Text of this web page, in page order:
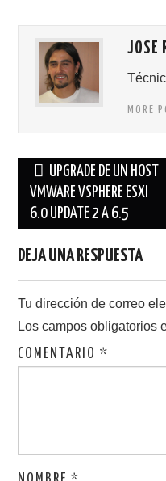
JOSE
MORE
Navegación
de
entradas
UPGRADE DE UN HOST
VMWARE VSPHERE ESXI
6.0 UPDATE 2 A 6.5
DEJA UNA RESPUESTA
Tu dirección de correo
Los campos obligatorios
COMENTARIO*